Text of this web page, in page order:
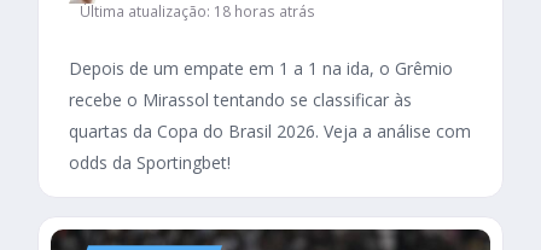
Última atualização: 18 horas atrás
Depois de um empate em 1 a 1 na ida, o Grêmio
recebe o Mirassol tentando se classificar às
quartas da Copa do Brasil 2026. Veja a análise com
odds da Sportingbet!